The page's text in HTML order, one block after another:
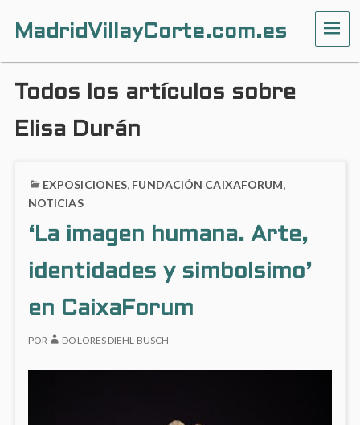
MadridVillayCorte.com.es
Todos los artículos sobre
Elisa Durán
EXPOSICIONES, FUNDACIÓN CAIXAFORUM,
NOTICIAS
‘La imagen humana. Arte,
identidades y simbolsimo’
en CaixaForum
POR DOLORES DIEHL BUSCH